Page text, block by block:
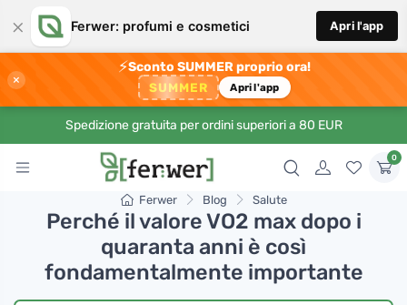
× Ferwer: profumi e cosmetici Apri l'app
×
⚡Sconto SUMMER proprio ora!
SUMMER Apri l'app
Spedizione gratuita per ordini superiori a 80 EUR
0
Ferwer Blog Salute
Perché il valore VO2 max dopo i
quaranta anni è così
fondamentalmente importante